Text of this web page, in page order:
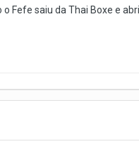
Fefe saiu da Thai Boxe e